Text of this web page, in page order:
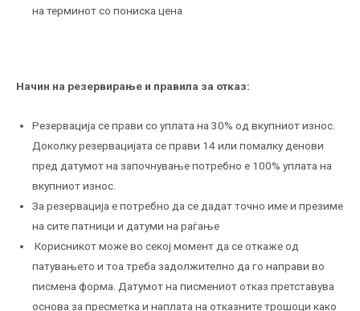
на терминот со пониска цена
Начин на резервирање и правила за отказ:
Резервација се прави со уплата на 30% од вкупниот износ.
Доколку резервацијата се прави 14 или помалку денови
пред датумот на започнување потребно е 100% уплата на
вкупниот износ.
За резервација е потребно да се дадат точно име и презиме
на сите патници и датуми на раѓање
Корисникот може во секој момент да се откаже од
патувањето и тоа треба задолжително да го направи во
писмена форма. Датумот на писмениот отказ претставува
основа за пресметка и наплата на отказните трошоци како